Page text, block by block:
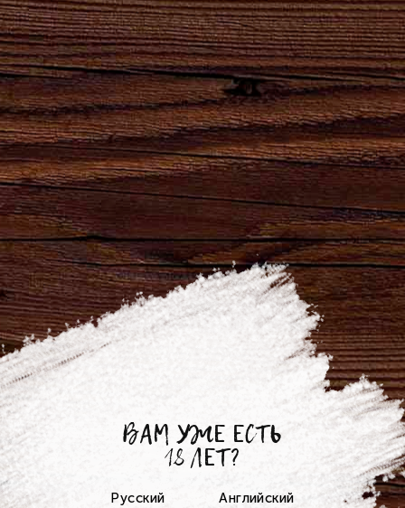
ВАМ УЖЕ ЕСТЬ
18 ЛЕТ?
Русский Английский
«Свенская Ярмарка»
Расположение
г. Брянск, ,
Показать на карте
09:00-22:00
+7 (4832) 41-12-08